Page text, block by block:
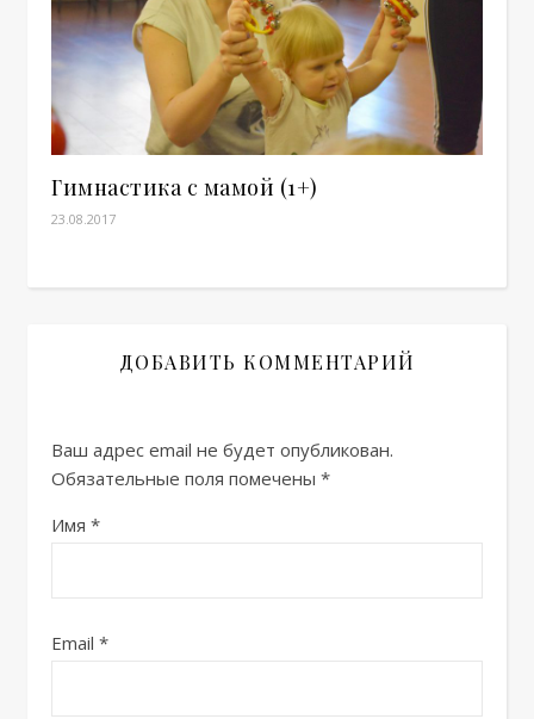
Гимнастика с мамой (1+)
23.08.2017
ДОБАВИТЬ КОММЕНТАРИЙ
Ваш адрес email не будет опубликован.
Обязательные поля помечены *
Имя *
Email *